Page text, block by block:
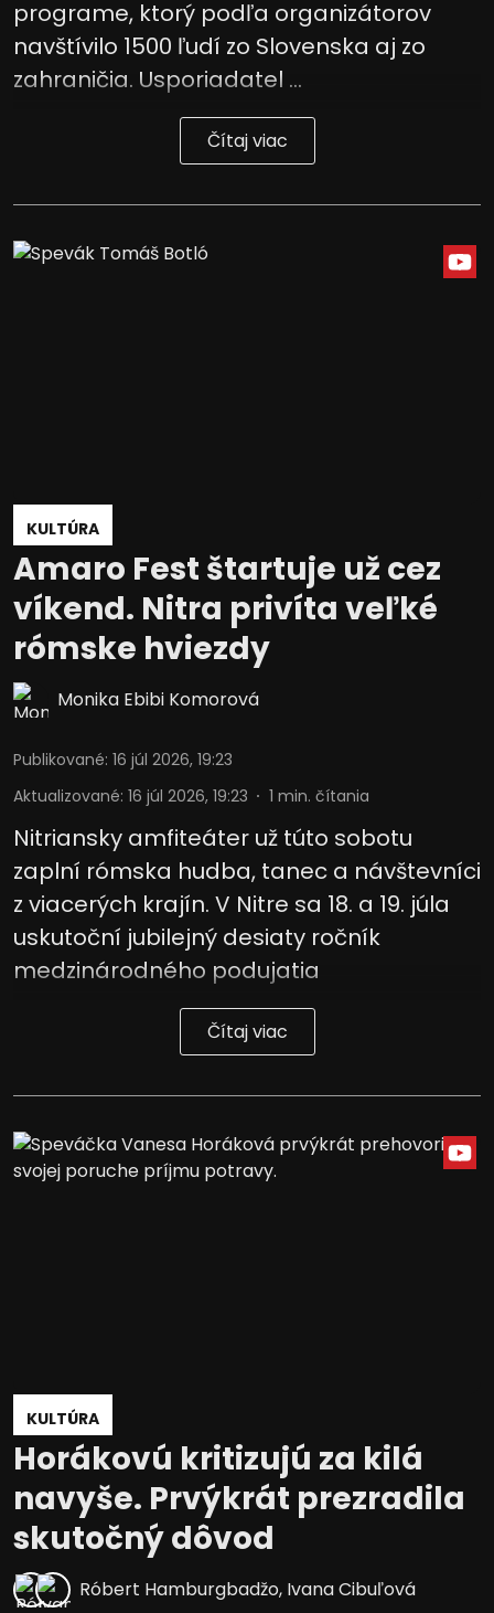
programe, ktorý podľa organizátorov
navštívilo 1500 ľudí zo Slovenska aj zo
zahraničia. Usporiadatel ...
Čítaj viac
KULTÚRA
Amaro Fest štartuje už cez
víkend. Nitra privíta veľké
rómske hviezdy
Monika Ebibi Komorová
Publikované: 16 júl 2026, 19:23
Aktualizované: 16 júl 2026, 19:23 1 min. čítania
Nitriansky amfiteáter už túto sobotu
zaplní rómska hudba, tanec a návštevníci
z viacerých krajín. V Nitre sa 18. a 19. júla
uskutoční jubilejný desiaty ročník
medzinárodného podujatia
Čítaj viac
KULTÚRA
Horákovú kritizujú za kilá
navyše. Prvýkrát prezradila
skutočný dôvod
Róbert Hamburgbadžo, Ivana Cibuľová